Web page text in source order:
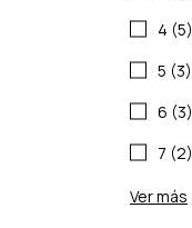
4 (5)
5 (3)
6 (3)
7 (2)
Ver más